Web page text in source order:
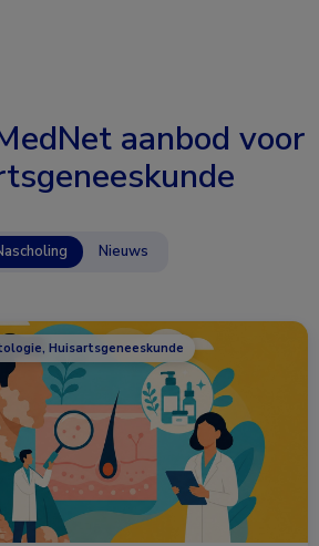
aanbod voor
Nieuws
Huisartsgeneeskunde